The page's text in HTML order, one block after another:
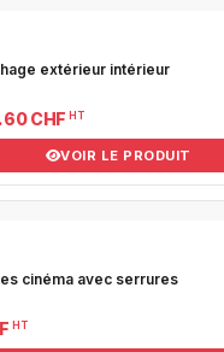
extérieur intérieur
CHF HT
VOIR LE PRODUIT
cinéma avec serrures
HT